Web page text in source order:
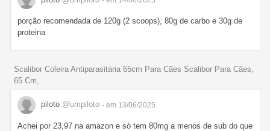
porção recomendada de 120g (2 scoops), 80g de carbo e 30g de
proteina
Scalibor Coleira Antiparasitária 65cm Para Cães Scalibor Para Cães,
65 Cm,
piloto @umpiloto - em 13/06/2025
Achei por 23,97 na amazon e só tem 80mg a menos de sub do que